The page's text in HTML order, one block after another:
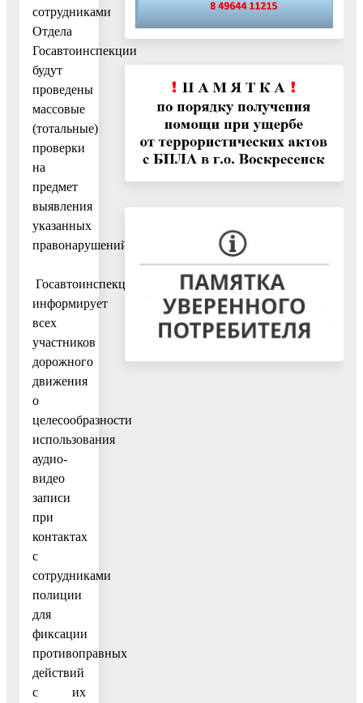
сотрудниками
Отдела
Госавтоинспекции
будут
проведены
массовые
(тотальные)
проверки
на
предмет
выявления
указанных
правонарушений.
Госавтоинспекция
информирует
всех
участников
дорожного
движения
о
целесообразности
использования
аудио-
видео
записи
при
контактах
с
сотрудниками
полиции
для
фиксации
противоправных
действий
с их